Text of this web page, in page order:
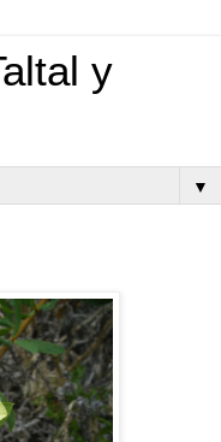
y
▼